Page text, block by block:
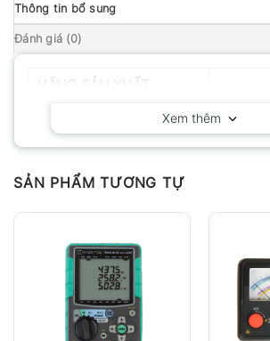
Thông tin bổ sung
Đánh giá (0)
Xem thêm
SẢN PHẨM TƯƠNG TỰ